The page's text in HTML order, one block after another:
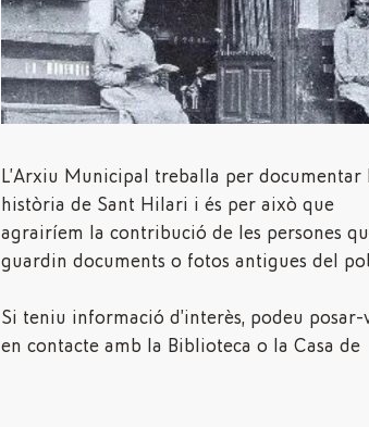
L’Arxiu Municipal treballa per documentar
història de Sant Hilari i és per això que
agrairíem la contribució de les persones
guardin documents o fotos antigues del
Si teniu informació d’interès, podeu posar-
en contacte amb la Biblioteca o la Casa de